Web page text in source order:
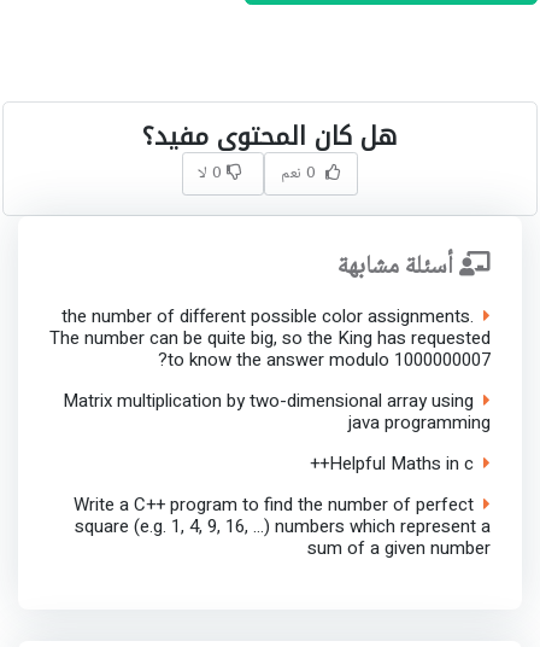
هل كان المحتوى مفيد؟
0 نعم 0 لا
أسئلة مشابهة
the number of different possible color assignments.
The number can be quite big, so the King has requested
to know the answer modulo 1000000007?
Matrix multiplication by two-dimensional array using
java programming
Helpful Maths in c++
Write a C++ program to find the number of perfect
square (e.g. 1, 4, 9, 16, ...) numbers which represent a
sum of a given number